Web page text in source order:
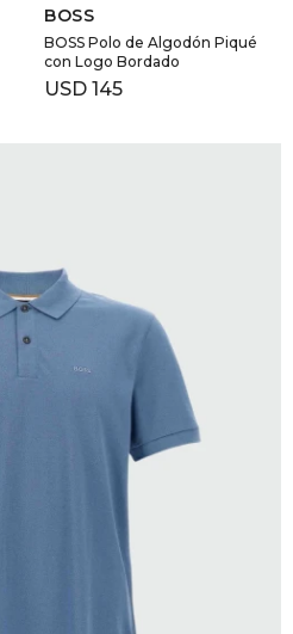
BOSS
BOSS Polo de Algodón Piqué
con Logo Bordado
USD 145